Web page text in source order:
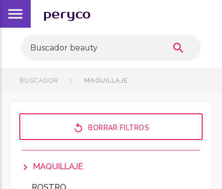
menu peryco
search
BUSCADOR MAQUILLAJE
replay BORRAR FILTROS
chevron_right MAQUILLAJE
ROSTRO